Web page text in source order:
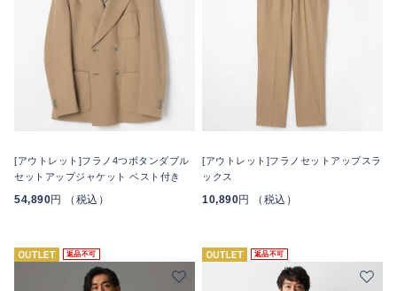
[アウトレット]フラノ4つボタンダブル
セットアップジャケット ベスト付き
54,890円 （税込）
[アウトレット]フラノセットアップスラ
ックス
10,890円 （税込）
返品不可 返品不可